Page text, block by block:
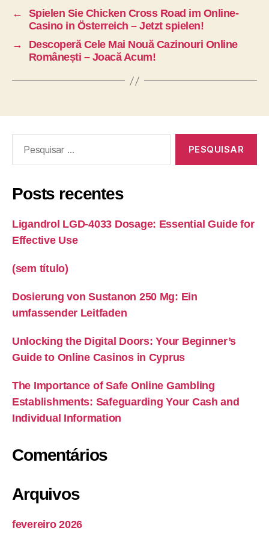
←
Spielen Sie Chicken Cross Road im Online-
Casino in Österreich – Jetzt spielen!
→
Descoperă Cele Mai Nouă Cazinouri Online
Românești – Joacă Acum!
Posts recentes
Ligandrol LGD-4033 Dosage: Essential Guide for
Effective Use
(sem título)
Dosierung von Sustanon 250 Mg: Ein
umfassender Leitfaden
Unlocking the Digital Doors: Your Beginner’s
Guide to Online Casinos in Cyprus
The Importance of Safe Online Gambling
Establishments: Safeguarding Your Cash and
Individual Information
Comentários
Arquivos
fevereiro 2026